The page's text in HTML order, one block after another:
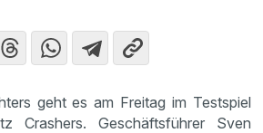
geht es am Freitag im Testspiel
Crashers. Geschäftsführer Sven